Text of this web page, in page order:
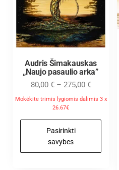
Audris Šimakauskas
„Naujo pasaulio arka”
80,00 € – 275,00 €
Mokėkite trimis lygiomis dalimis 3 x
26.67€
Pasirinkti
savybes